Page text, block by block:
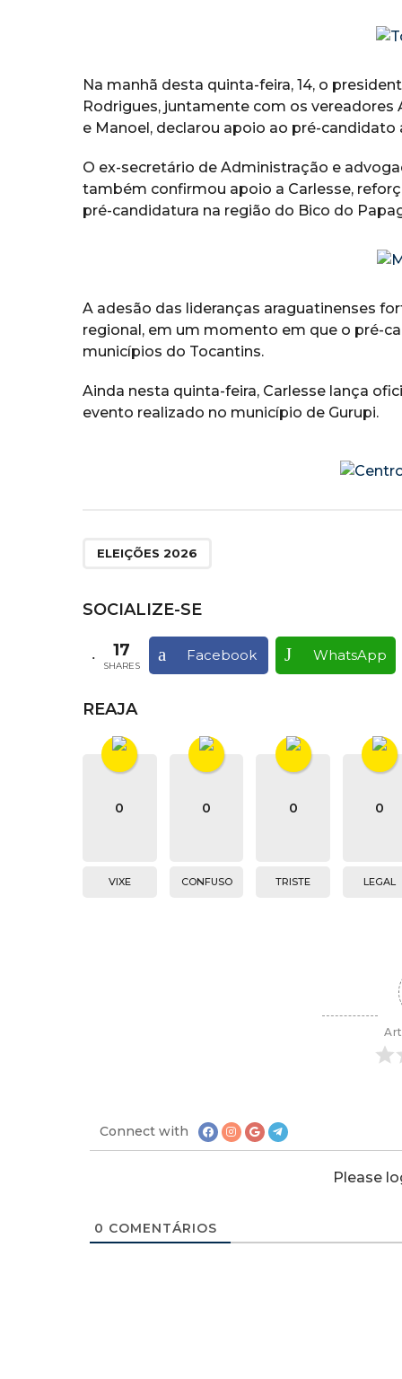
Na manhã desta quinta-feira, 14, o
Rodrigues, juntamente com os
e Manoel, declarou apoio ao pré-candidato
O ex-secretário de Administração e
também confirmou apoio a Carlesse,
pré-candidatura na região do Bico do
A adesão das lideranças araguatinenses
regional, em um momento em que o pré-
municípios do Tocantins.
Ainda nesta quinta-feira, Carlesse lança
evento realizado no município de Gurupi.
ELEIÇÕES 2026
SOCIALIZE-SE
17
SHARES
Facebook WhatsApp
REAJA
0
VIXE
0
CONFUSO
0
TRISTE
0
LEGAL
Connect with
Please
0 COMENTÁRIOS